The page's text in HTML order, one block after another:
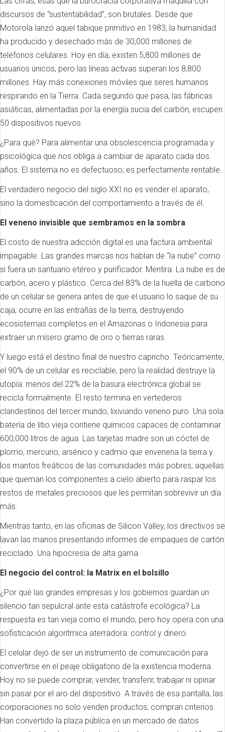
discursos de “sustentabilidad”, son brutales. Desde que
Motorola lanzó aquel tabique primitivo en 1983, la humanidad
ha producido y desechado más de 30,000 millones de
teléfonos celulares. Hoy en día, existen 5,800 millones de
usuarios únicos, pero las líneas activas superan los 8,800
millones. Hay más conexiones móviles que seres humanos
respirando en la Tierra. Cada segundo que pasa, las fábricas
asiáticas, alimentadas por la energía sucia del carbón, escupen
50 dispositivos nuevos.
¿Para qué? Para alimentar una obsolescencia programada y
psicológica que nos obliga a cambiar de aparato cada dos
años. El sistema no es defectuoso; es perfectamente rentable.
El verdadero negocio del siglo XXI no es vender el aparato,
sino la domesticación del comportamiento a través de él.
El veneno invisible que sembramos en la sombra
El costo de nuestra adicción digital es una factura ambiental
impagable. Las grandes marcas nos hablan de “la nube” como
si fuera un santuario etéreo y purificador. Mentira. La nube es de
carbón, acero y plástico. Cerca del 83% de la huella de carbono
de un celular se genera antes de que el usuario lo saque de su
caja; ocurre en las entrañas de la tierra, destruyendo
ecosistemas completos en el Amazonas o Indonesia para
extraer un mísero gramo de oro o tierras raras.
Y luego está el destino final de nuestro capricho. Teóricamente,
el 90% de un celular es reciclable, pero la realidad destruye la
utopía: menos del 22% de la basura electrónica global se
recicla formalmente. El resto termina en vertederos
clandestinos del tercer mundo, lixiviando veneno puro. Una sola
batería de litio vieja contiene químicos capaces de contaminar
600,000 litros de agua. Las tarjetas madre son un cóctel de
plomo, mercurio, arsénico y cadmio que envenena la tierra y
los mantos freáticos de las comunidades más pobres, aquellas
que queman los componentes a cielo abierto para raspar los
restos de metales preciosos que les permitan sobrevivir un día
más.
Mientras tanto, en las oficinas de Silicon Valley, los directivos se
lavan las manos presentando informes de empaques de cartón
reciclado. Una hipocresía de alta gama.
El negocio del control: la Matrix en el bolsillo
¿Por qué las grandes empresas y los gobiernos guardan un
silencio tan sepulcral ante esta catástrofe ecológica? La
respuesta es tan vieja como el mundo, pero hoy opera con una
sofisticación algorítmica aterradora: control y dinero.
El celular dejó de ser un instrumento de comunicación para
convertirse en el peaje obligatorio de la existencia moderna.
Hoy no se puede comprar, vender, transferir, trabajar ni opinar
sin pasar por el aro del dispositivo. A través de esa pantalla, las
corporaciones no solo venden productos; compran criterios.
Han convertido la plaza pública en un mercado de datos